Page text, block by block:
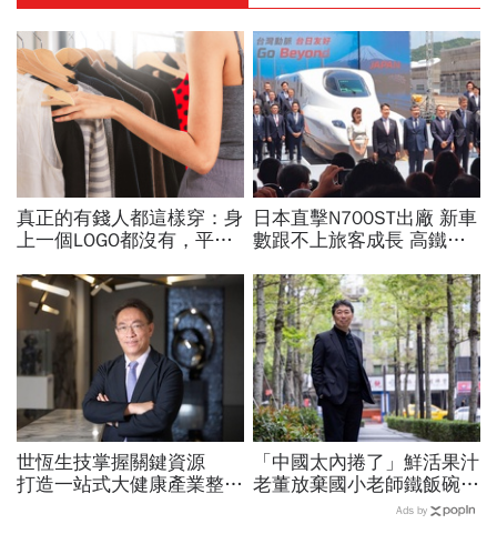
真正的有錢人都這樣穿：身
上一個LOGO都沒有，平凡
頂奢富豪的花錢智慧
日本直擊N700ST出廠 新車
數跟不上旅客成長 高鐵遇3
價
世恆生技掌握關鍵資源
打造一站式大健康產業整合
「中國太內捲了」鮮活果汁
老董放棄國小老師鐵飯碗，
西進30年站穩「果汁原料
Ads by